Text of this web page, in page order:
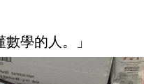
學的人。」